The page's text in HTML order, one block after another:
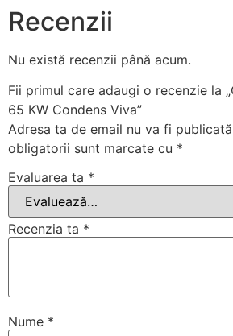
Recenzii
Nu există recenzii până acum.
Fii primul care adaugi o recenzie la
65 KW Condens Viva”
Adresa ta de email nu va fi
obligatorii sunt marcate cu *
Evaluarea ta *
Recenzia ta *
Nume *